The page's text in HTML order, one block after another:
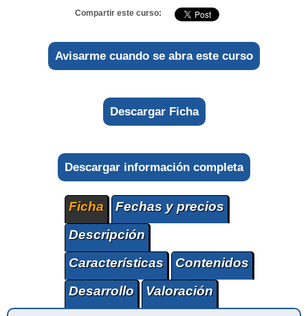
Compartir este curso:
Avisarme cuando se abra este curso
Descargar Ficha
Descargar información completa
Ficha
Fechas y precios
Descripción
Características
Contenidos
Desarrollo
Valoración